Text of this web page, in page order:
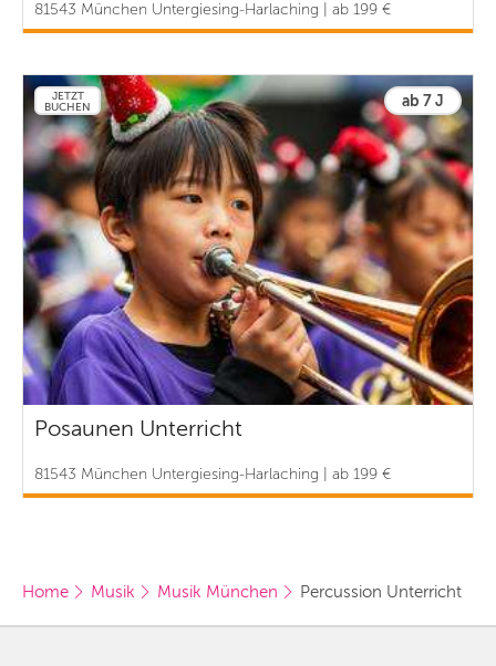
81543 München Untergiesing-Harlaching | ab 199 €
JETZT
BUCHEN
ab 7 J
Posaunen Unterricht
81543 München Untergiesing-Harlaching | ab 199 €
Home Musik Musik München Percussion Unterricht